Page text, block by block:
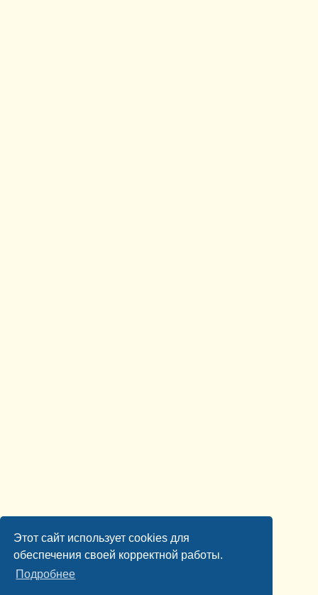
Этот сайт использует cookies для
обеспечения своей корректной работы.
Подробнее